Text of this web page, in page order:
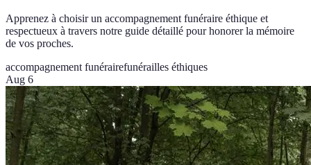
Apprenez à choisir un accompagnement funéraire éthique et
respectueux à travers notre guide détaillé pour honorer la mémoire
de vos proches.
accompagnement funérairefunérailles éthiques
Aug 6